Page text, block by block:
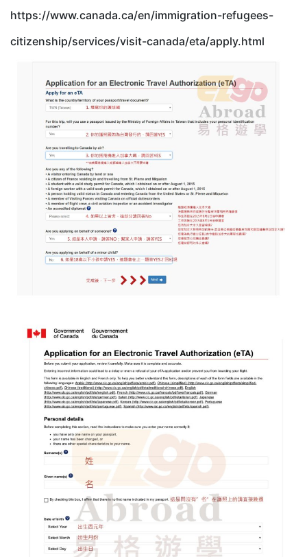
https://www.canada.ca/en/immigration-refugees-
citizenship/services/visit-canada/eta/apply.html